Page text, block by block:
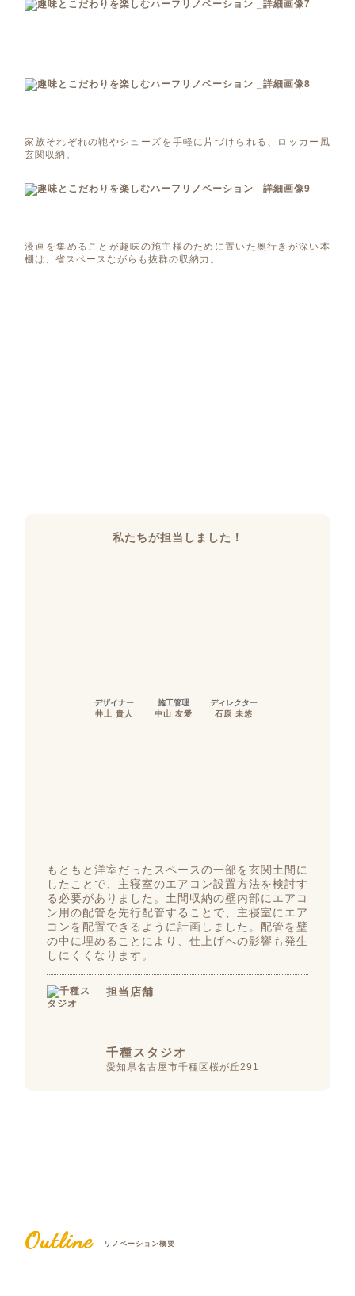
家族それぞれの鞄やシューズを手軽に片づけられる、ロッカー風
玄関収納。
漫画を集めることが趣味の施主様のために置いた奥行きが深い本
棚は、省スペースながらも抜群の収納力。
私たちが担当しました！
デザイナー
井上 貴人
施工管理
中山 友愛
ディレクター
石原 未悠
もともと洋室だったスペースの一部を玄関土間に
したことで、主寝室のエアコン設置方法を検討す
る必要がありました。土間収納の壁内部にエアコ
ン用の配管を先行配管することで、主寝室にエア
コンを配置できるように計画しました。配管を壁
の中に埋めることにより、仕上げへの影響も発生
しにくくなります。
担当店舗
千種スタジオ
愛知県名古屋市千種区桜が丘291
Outline リノベーション概要